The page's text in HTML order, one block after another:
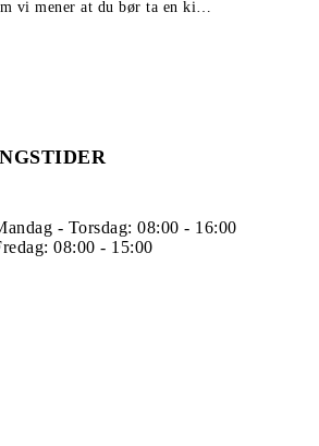
vi mener at du bør ta en kikk
- Torsdag: 08:00 - 16:00
08:00 - 15:00